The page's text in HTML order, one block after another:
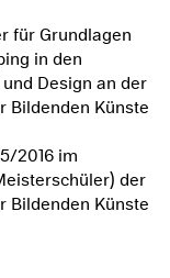
für Grundlagen
in den
Design an der
Bildenden Künste
2016 im
der
Bildenden Künste